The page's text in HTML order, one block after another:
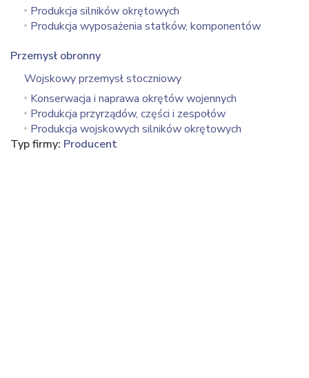
Produkcja silników okrętowych
Produkcja wyposażenia statków, komponentów
Przemysł obronny
Wojskowy przemysł stoczniowy
Konserwacja i naprawa okrętów wojennych
Produkcja przyrządów, części i zespołów
Produkcja wojskowych silników okrętowych
Typ firmy: Producent